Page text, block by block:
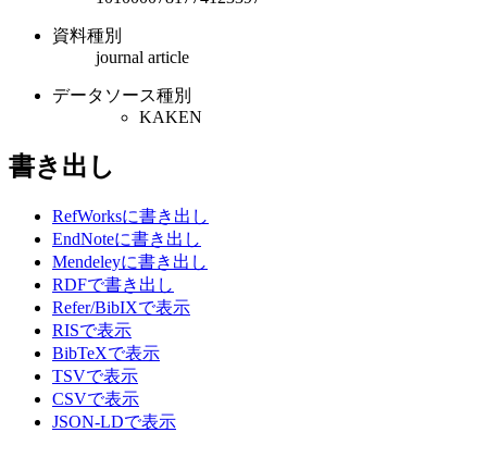
資料種別
journal article
データソース種別
KAKEN
書き出し
RefWorksに書き出し
EndNoteに書き出し
Mendeleyに書き出し
RDFで書き出し
Refer/BibIXで表示
RISで表示
BibTeXで表示
TSVで表示
CSVで表示
JSON-LDで表示